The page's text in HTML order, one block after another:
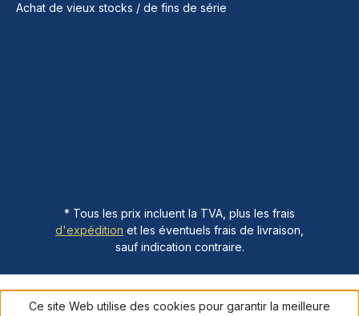
Achat de vieux stocks / de fins de série
* Tous les prix incluent la TVA, plus les frais
d'expédition et les éventuels frais de livraison,
sauf indication contraire.
Ce site Web utilise des cookies pour garantir la meilleure